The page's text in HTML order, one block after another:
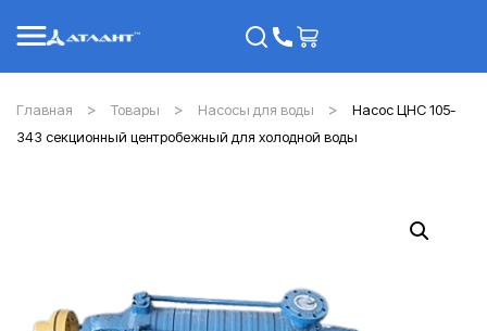
Главная Товары Насосы для воды
Насос ЦНС 105-
343 секционный центробежный для холодной воды